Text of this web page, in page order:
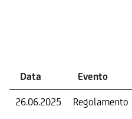
Data Evento
26.06.2025 Regolamento